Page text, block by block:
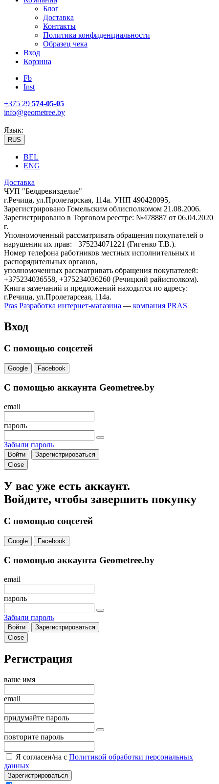
Блог
Доставка
Контакты
Политика конфиденциальности
Образец чека
Вход
Корзина
Fb
Inst
+375 29 574-05-05
info@geometree.by
Язык:
RUS
BEL
ENG
Доставка
ЧУП "Белдревизделие"
г.Речица, ул.Пролетарская, 114а. УНП 490428095,
Зарегистрировано Гомельским облисполкомом 21.08.2006.
Зарегистрировано в Торговом реестре: №478887 от 06.04.2020
г.
Уполномоченный рассматривать обращения покупателей о
нарушении их прав: +375234071221 (Гигенко Т.В.).
Номер телефона работников местных исполнительных и
распорядительных органов,
уполномоченных рассматривать обращения покупателей:
+375234036558, +375234036260 (Речицкий райисполком).
Книга замечаний и предложений находится по адресу:
г.Речица, ул.Пролетарсеая, 114а.
Pras Разработка интернет-магазина — компания PRAS
Вход
С помощью соцсетей
Google Facebook
С помощью аккаунта Geometree.by
email
пароль
Забыли пароль
Войти
Зарегистрироваться
Close
У вас уже есть аккаунт.
Войдите, чтобы завершить покупку
С помощью соцсетей
Google Facebook
С помощью аккаунта Geometree.by
email
пароль
Забыли пароль
Войти
Зарегистрироваться
Close
Регистрация
ваше имя
email
придумайте пароль
повторите пароль
Я согласен/на с Политикой обработки персональных
данных
Зарегистрироваться